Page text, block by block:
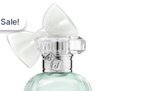
Sale!
Sale!
Original
price
was:
550,00 kr..
price
is:
412,50 kr..